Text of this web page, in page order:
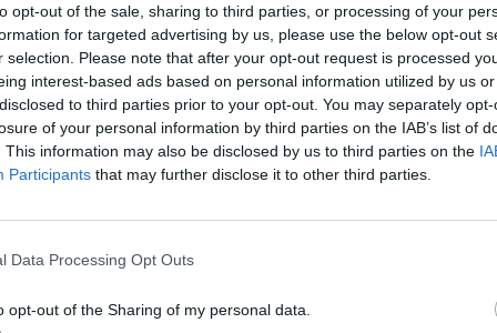
opt-out of the sale, sharing to third parties, or processing of your
for targeted advertising by us, please use the below opt-out
selection. Please note that after your opt-out request is processed
interest-based ads based on personal information utilized by us
to third parties prior to your opt-out. You may separately
of your personal information by third parties on the IAB’s list of
This information may also be disclosed by us to third parties on the
Participants that may further disclose it to other third parties.
Data Processing Opt Outs
opt-out of the Sharing of my personal data.
– Πότε αναμένεται η αποκατάσταση
εξέλιξη σήμερα, Κυριακή 9 Αυγούστου, στην Καλαμαριά.Το πρόβλημα
ευρώ σε 58.370 δικαιούχους από 10 έως 14
58.370 δικαιούχους, από τις 10 έως 14 Αυγούστου, στο πλαίσιο των